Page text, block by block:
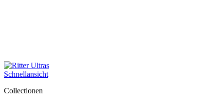
Schnellansicht
Collectionen